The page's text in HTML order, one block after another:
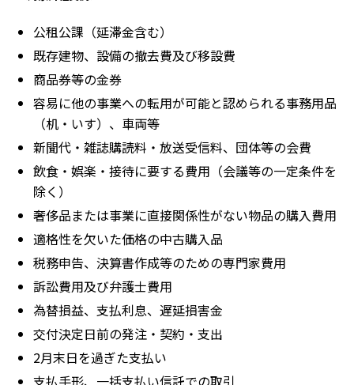
公租公課（延滞金含む）
既存建物、設備の撤去費及び移設費
商品券等の金券
容易に他の事業への転用が可能と認められる事務用品
（机・いす）、車両等
新聞代・雑誌購読料・放送受信料、団体等の会費
飲食・娯楽・接待に要する費用（会議等の一定条件を
除く）
奢侈品または事業に直接関係性がない物品の購入費用
適格性を欠いた価格の中古購入品
税務申告、決算書作成等のための専門家費用
訴訟費用及び弁護士費用
為替損益、支払利息、遅延損害金
交付決定日前の発注・契約・支出
2月末日を過ぎた支払い
支払手形、一括支払い信託での取引